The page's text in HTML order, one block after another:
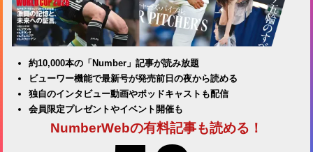
約10,000本の「Number」記事が読み放題
ビューワー機能で最新号が発売前日の夜から読める
独自のインタビュー動画やポッドキャストも配信
会員限定プレゼントやイベント開催も
NumberWebの有料記事も読める！